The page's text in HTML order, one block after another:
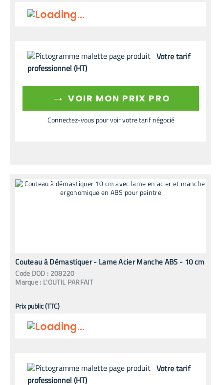
Votre tarif
professionnel (HT)
→ VOIR MON PRIX PRO
Connectez-vous pour voir votre tarif négocié
Couteau à Démastiquer - Lame Acier Manche ABS - 10 cm
Code DOD : 208220
Marque : L'OUTIL PARFAIT
Prix public (TTC)
Votre tarif
professionnel (HT)